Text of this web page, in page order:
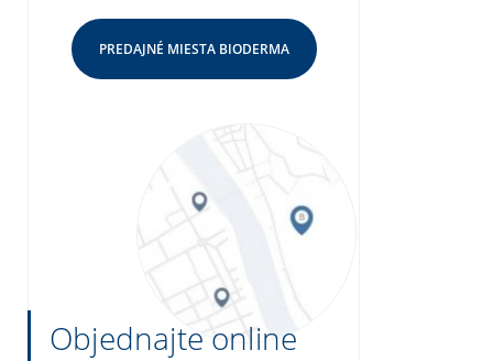
PREDAJNÉ MIESTA BIODERMA
Objednajte online